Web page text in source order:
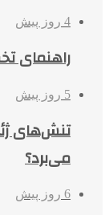
4 روز پیش
راهنمای
5 روز پیش
تنش‌های
می‌برد؟
6 روز پیش